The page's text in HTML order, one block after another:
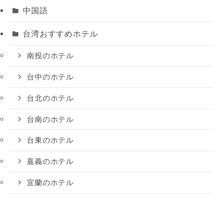
中国語
台湾おすすめホテル
南投のホテル
台中のホテル
台北のホテル
台南のホテル
台東のホテル
嘉義のホテル
宜蘭のホテル